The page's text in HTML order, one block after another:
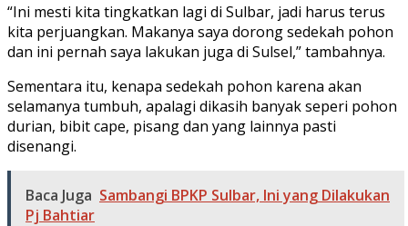
“Ini mesti kita tingkatkan lagi di Sulbar, jadi harus terus
kita perjuangkan. Makanya saya dorong sedekah pohon
dan ini pernah saya lakukan juga di Sulsel,” tambahnya.
Sementara itu, kenapa sedekah pohon karena akan
selamanya tumbuh, apalagi dikasih banyak seperi pohon
durian, bibit cape, pisang dan yang lainnya pasti
disenangi.
Baca Juga Sambangi BPKP Sulbar, Ini yang Dilakukan
Pj Bahtiar